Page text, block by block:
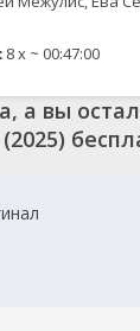
8 x ~ 00:47:00
а вы
(2025)